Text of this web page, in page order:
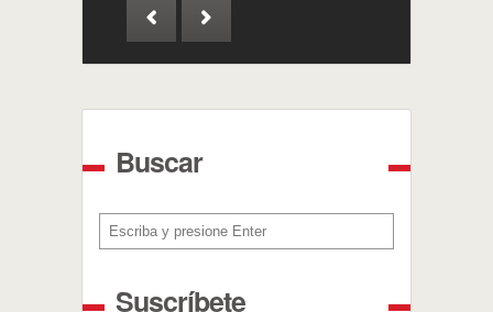
Buscar
Buscar
Suscríbete